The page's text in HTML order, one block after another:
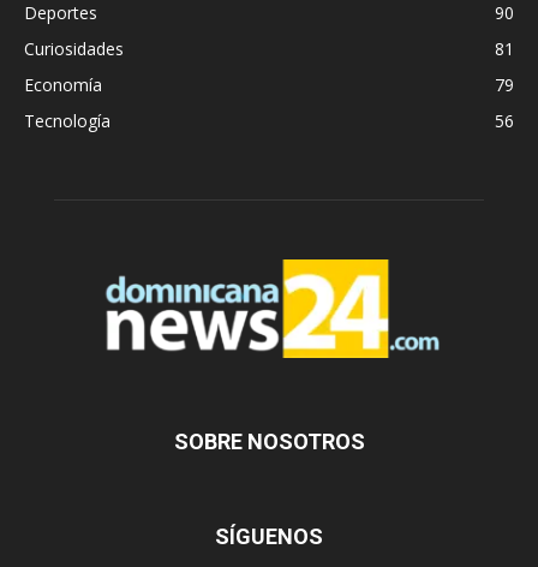
Deportes
90
Curiosidades
81
Economía
79
Tecnología
56
SOBRE NOSOTROS
SÍGUENOS